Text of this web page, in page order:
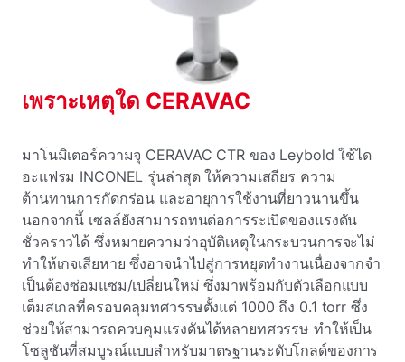
เพราะเหตุใด CERAVAC
มาโนมิเตอร์ความจุ CERAVAC CTR ของ Leybold ใช้ได
อะแฟรม INCONEL รุ่นล่าสุด ให้ความเสถียร ความ
ต้านทานการกัดกร่อน และอายุการใช้งานที่ยาวนานขึ้น
นอกจากนี้ เซลล์ยังสามารถทนต่อการระเบิดของแรงดัน
ชั่วคราวได้ ซึ่งหมายความว่าอุบัติเหตุในกระบวนการจะไม่
ทําให้เกจเสียหาย ซึ่งอาจนําไปสู่การหยุดทํางานเนื่องจากจํา
เป็นต้องซ่อมแซม/เปลี่ยนใหม่ ซึ่งมาพร้อมกับตัวเลือกแบบ
เต็มสเกลที่ครอบคลุมทศวรรษตั้งแต่ 1000 ถึง 0.1 torr ซึ่ง
ช่วยให้สามารถควบคุมแรงดันได้หลายทศวรรษ ทําให้เป็น
โซลูชันที่สมบูรณ์แบบสําหรับมาตรฐานระดับโกลด์ของการ